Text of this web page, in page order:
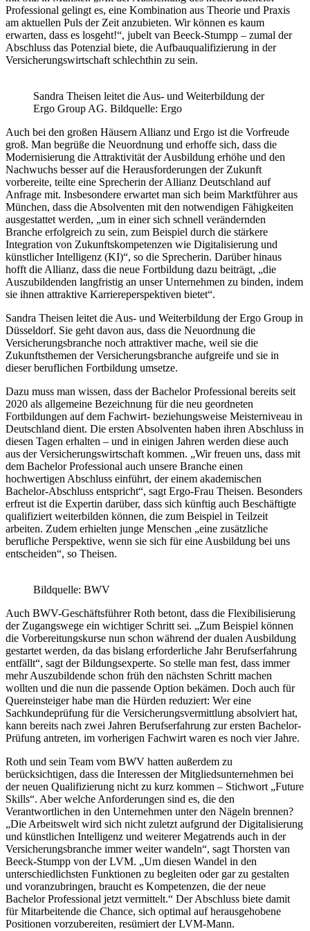
Professional gelingt es, eine Kombination aus Theorie und Praxis
am aktuellen Puls der Zeit anzubieten. Wir können es kaum
erwarten, dass es losgeht!“, jubelt van Beeck-Stumpp – zumal der
Abschluss das Potenzial biete, die Aufbauqualifizierung in der
Versicherungswirtschaft schlechthin zu sein.
Sandra Theisen leitet die Aus- und Weiterbildung der
Ergo Group AG. Bildquelle: Ergo
Auch bei den großen Häusern Allianz und Ergo ist die Vorfreude
groß. Man begrüße die Neuordnung und erhoffe sich, dass die
Modernisierung die Attraktivität der Ausbildung erhöhe und den
Nachwuchs besser auf die Herausforderungen der Zukunft
vorbereite, teilte eine Sprecherin der Allianz Deutschland auf
Anfrage mit. Insbesondere erwartet man sich beim Marktführer aus
München, dass die Absolventen mit den notwendigen Fähigkeiten
ausgestattet werden, „um in einer sich schnell verändernden
Branche erfolgreich zu sein, zum Beispiel durch die stärkere
Integration von Zukunftskompetenzen wie Digitalisierung und
künstlicher Intelligenz (KI)“, so die Sprecherin. Darüber hinaus
hofft die Allianz, dass die neue Fortbildung dazu beiträgt, „die
Auszubildenden langfristig an unser Unternehmen zu binden, indem
sie ihnen attraktive Karriereperspektiven bietet“.
Sandra Theisen leitet die Aus- und Weiterbildung der Ergo Group in
Düsseldorf. Sie geht davon aus, dass die Neuordnung die
Versicherungsbranche noch attraktiver mache, weil sie die
Zukunftsthemen der Versicherungsbranche aufgreife und sie in
dieser beruflichen Fortbildung umsetze.
Dazu muss man wissen, dass der Bachelor Professional bereits seit
2020 als allgemeine Bezeichnung für die neu geordneten
Fortbildungen auf dem Fachwirt- beziehungsweise Meisterniveau in
Deutschland dient. Die ersten Absolventen haben ihren Abschluss in
diesen Tagen erhalten – und in einigen Jahren werden diese auch
aus der Versicherungswirtschaft kommen. „Wir freuen uns, dass mit
dem Bachelor Professional auch unsere Branche einen
hochwertigen Abschluss einführt, der einem akademischen
Bachelor-Abschluss entspricht“, sagt Ergo-Frau Theisen. Besonders
erfreut ist die Expertin darüber, dass sich künftig auch Beschäftigte
qualifiziert weiterbilden können, die zum Beispiel in Teilzeit
arbeiten. Zudem erhielten junge Menschen „eine zusätzliche
berufliche Perspektive, wenn sie sich für eine Ausbildung bei uns
entscheiden“, so Theisen.
Bildquelle: BWV
Auch BWV-Geschäftsführer Roth betont, dass die Flexibilisierung
der Zugangswege ein wichtiger Schritt sei. „Zum Beispiel können
die Vorbereitungskurse nun schon während der dualen Ausbildung
gestartet werden, da das bislang erforderliche Jahr Berufserfahrung
entfällt“, sagt der Bildungsexperte. So stelle man fest, dass immer
mehr Auszubildende schon früh den nächsten Schritt machen
wollten und die nun die passende Option bekämen. Doch auch für
Quereinsteiger habe man die Hürden reduziert: Wer eine
Sachkundeprüfung für die Versicherungsvermittlung absolviert hat,
kann bereits nach zwei Jahren Berufserfahrung zur ersten Bachelor-
Prüfung antreten, im vorherigen Fachwirt waren es noch vier Jahre.
Roth und sein Team vom BWV hatten außerdem zu
berücksichtigen, dass die Interessen der Mitgliedsunternehmen bei
der neuen Qualifizierung nicht zu kurz kommen – Stichwort „Future
Skills“. Aber welche Anforderungen sind es, die den
Verantwortlichen in den Unternehmen unter den Nägeln brennen?
„Die Arbeitswelt wird sich nicht zuletzt aufgrund der Digitalisierung
und künstlichen Intelligenz und weiterer Megatrends auch in der
Versicherungsbranche immer weiter wandeln“, sagt Thorsten van
Beeck-Stumpp von der LVM. „Um diesen Wandel in den
unterschiedlichsten Funktionen zu begleiten oder gar zu gestalten
und voranzubringen, braucht es Kompetenzen, die der neue
Bachelor Professional jetzt vermittelt.“ Der Abschluss biete damit
für Mitarbeitende die Chance, sich optimal auf herausgehobene
Positionen vorzubereiten, resümiert der LVM-Mann.